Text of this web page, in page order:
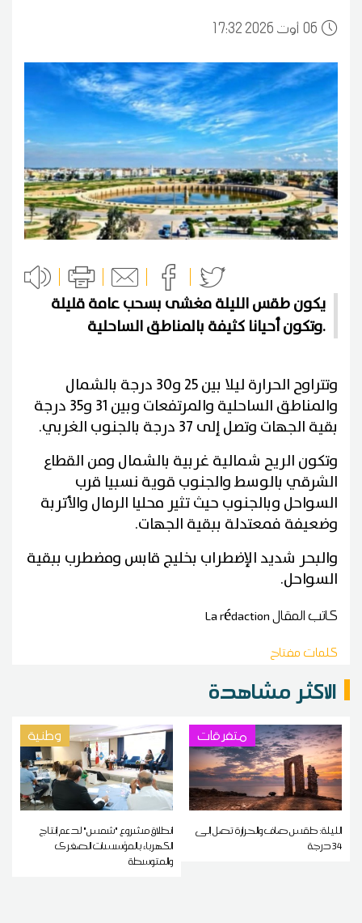
0617:32 2026 أوت
يكون طقس الليلة مغشى بسحب عامة قليلة
وتكون أحيانا كثيفة بالمناطق الساحلية.
وتتراوح الحرارة ليلا بين 25 و30 درجة بالشمال
والمناطق الساحلية والمرتفعات وبين 31 و35 درجة
بقية الجهات وتصل إلى 37 درجة بالجنوب الغربي.
وتكون الريح شمالية غربية بالشمال ومن القطاع
الشرقي بالوسط والجنوب قوية نسبيا قرب
السواحل وبالجنوب حيث تثير محليا الرمال والأتربة
وضعيفة فمعتدلة ببقية الجهات.
والبحر شديد الإضطراب بخليج قابس ومضطرب ببقية
السواحل.
كاتب المقالLa rédaction
كلمات مفتاح
الاكثر مشاهدة
متفرقات
الليلة: طقس صاف والحرارة تصل إلى
34 درجة
وطنية
انطلاق مشروع "شمس" لدعم إنتاج
الكهرباء بالمؤسسات الصغرى
والمتوسطة